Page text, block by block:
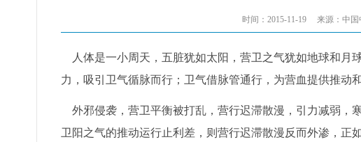
时间：2015-11-19 来源：中国
人体是一小周天，五脏犹如太阳，营卫之气犹如地球和月
力，吸引卫气循脉而行；卫气借脉管通行，为营血提供推动
外邪侵袭，营卫平衡被打乱，营行迟滞散漫，引力减弱，
卫阳之气的推动运行止利差，则营行迟滞散漫反而外渗，正